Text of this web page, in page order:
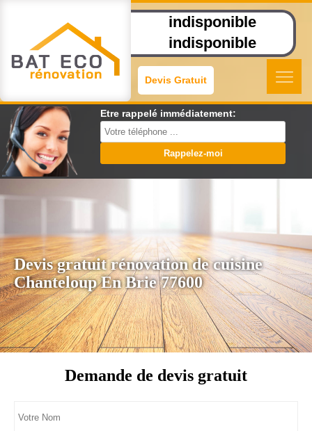
indisponible
indisponible
Devis Gratuit
Etre rappelé immédiatement:
Devis gratuit rénovation de cuisine
Chanteloup En Brie 77600
Demande de devis gratuit